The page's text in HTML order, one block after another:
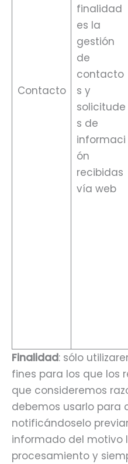
Contacto
finalidad
es la
gestión
de
contacto
s y
solicitude
s de
informaci
ón
recibidas
vía web
Finalidad: sólo
fines para los que los
que consideremos
debemos usarlo para
notificándoselo
informado del motivo
procesamiento y